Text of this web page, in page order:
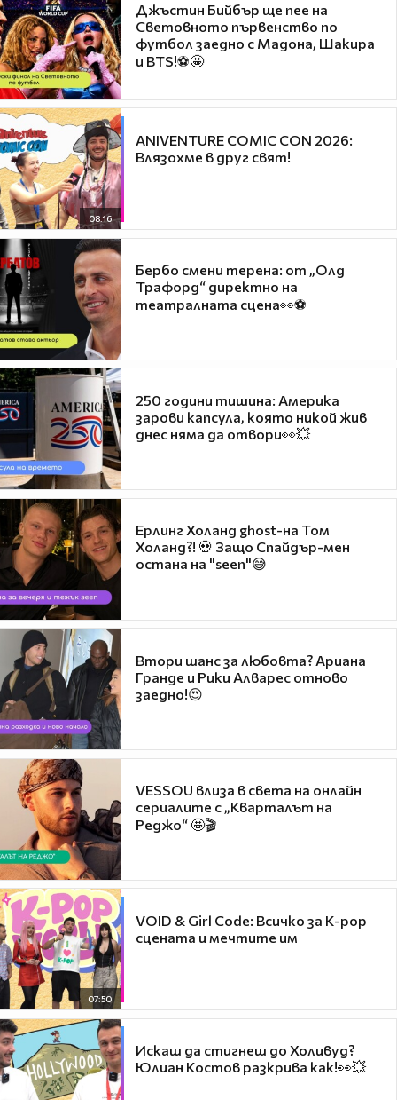
Джъстин Бийбър ще пее на
Световното първенство по
футбол заедно с Мадона, Шакира
и BTS!⚽🤩
08:16
ANIVENTURE COMIC CON 2026:
Влязохме в друг свят!
Бербо смени терена: от „Олд
Трафорд“ директно на
театралната сцена👀⚽
250 години тишина: Америка
зарови капсула, която никой жив
днес няма да отвори👀💥
Ерлинг Холанд ghost-на Том
Холанд?! 💀 Защо Спайдър-мен
остана на "seen"😅
Втори шанс за любовта? Ариана
Гранде и Рики Алварес отново
заедно!😍
VESSOU влиза в света на онлайн
сериалите с „Кварталът на
Реджо“ 🤩🎬
07:50
VOID & Girl Code: Всичко за K-pop
сцената и мечтите им
Искаш да стигнеш до Холивуд?
Юлиан Костов разкрива как!👀💥